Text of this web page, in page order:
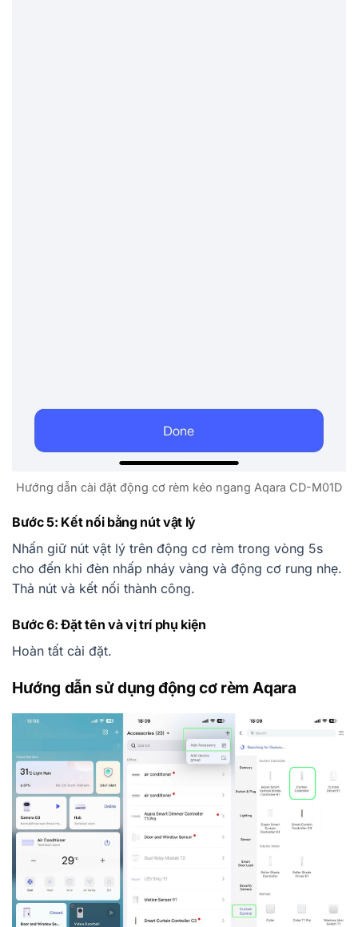
Hướng dẫn cài đặt động cơ rèm kéo ngang Aqara CD-M01D
Bước 5: Kết nối bằng nút vật lý
Nhấn giữ nút vật lý trên động cơ rèm trong vòng 5s
cho đến khi đèn nhấp nháy vàng và động cơ rung nhẹ.
Thả nút và kết nối thành công.
Bước 6: Đặt tên và vị trí phụ kiện
Hoàn tất cài đặt.
Hướng dẫn sử dụng động cơ rèm Aqara